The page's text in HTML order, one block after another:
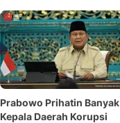
Prabowo Prihatin Banyak
Kepala Daerah Korupsi